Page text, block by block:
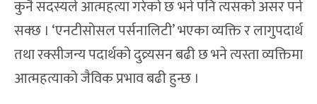
कुनै सदस्यले आत्महत्या गरेको छ भने पनि त्यसको असर पर्न
सक्छ । ‘एनटीसोसल पर्सनालिटी’ भएका व्यक्ति र लागुपदार्थ
तथा रक्सीजन्य पदार्थको दुव्र्यसन बढी छ भने त्यस्ता व्यक्तिमा
आत्महत्याको जैविक प्रभाव बढी हुन्छ ।